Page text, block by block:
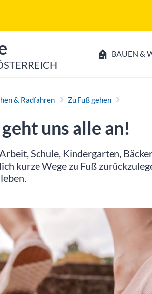
von
BAUEN &
& Radfahren Zu Fuß gehen
uns alle an!
Schule, Kindergarten,
kurze Wege zu Fuß